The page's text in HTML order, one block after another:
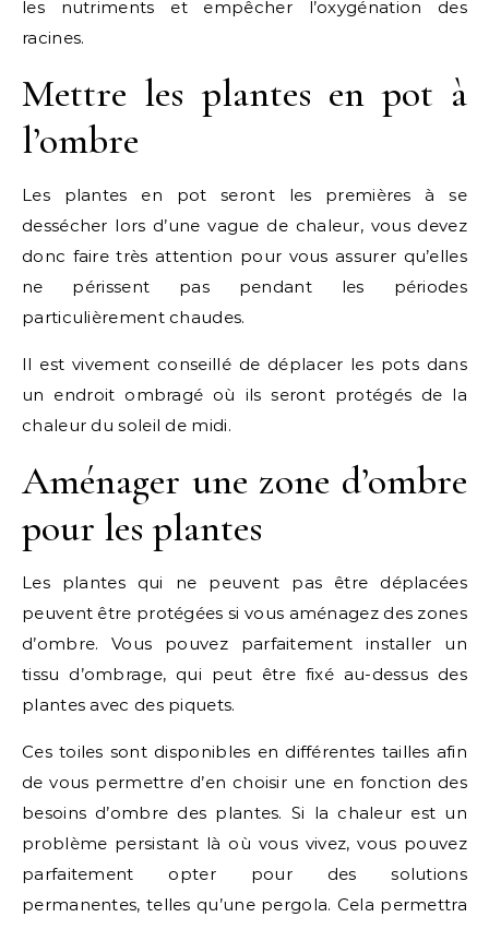
les nutriments et empêcher l’oxygénation des
racines.
Mettre les plantes en pot à
l’ombre
Les plantes en pot seront les premières à se
dessécher lors d’une vague de chaleur, vous devez
donc faire très attention pour vous assurer qu’elles
ne périssent pas pendant les périodes
particulièrement chaudes.
Il est vivement conseillé de déplacer les pots dans
un endroit ombragé où ils seront protégés de la
chaleur du soleil de midi.
Aménager une zone d’ombre
pour les plantes
Les plantes qui ne peuvent pas être déplacées
peuvent être protégées si vous aménagez des zones
d’ombre. Vous pouvez parfaitement installer un
tissu d’ombrage, qui peut être fixé au-dessus des
plantes avec des piquets.
Ces toiles sont disponibles en différentes tailles afin
de vous permettre d’en choisir une en fonction des
besoins d’ombre des plantes. Si la chaleur est un
problème persistant là où vous vivez, vous pouvez
parfaitement opter pour des solutions
permanentes, telles qu’une pergola. Cela permettra